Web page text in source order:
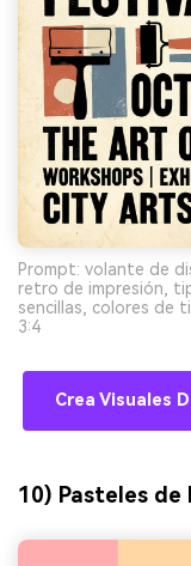
Prompt: volante de
retro de impresión,
sencillas, colores de
3:4
Crea Visuales
10) Pasteles de